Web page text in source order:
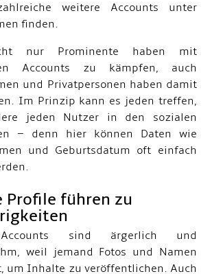
weitere Accounts unter
finden.
nur Prominente haben mit
Accounts zu kämpfen, auch
und Privatpersonen haben damit
Im Prinzip kann es jeden treffen,
jeden Nutzer in den sozialen
– denn hier können Daten wie
und Geburtsdatum oft einfach
Profile führen zu
sind ärgerlich und
weil jemand Fotos und Namen
um Inhalte zu veröffentlichen. Auch